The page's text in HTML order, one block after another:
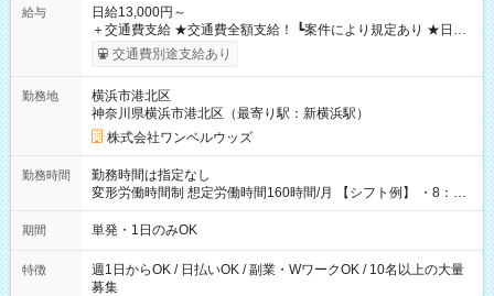
給与
日給13,000円～
＋交通費支給 ★交通費全額支給！ ┗案件により規定あり ★日払
いOK！（規定あり） ┗働いたその日に現金GET♪ お仕事後はコ
ンビニATMから 日払い分を引き落とせます！ 【試用期間】試
交通費別途支給あり
勤務地
横浜市港北区
神奈川県横浜市港北区（最寄り駅：新横浜駅）
株式会社ワンベルウッズ
勤務時間
勤務時間は指定なし
変形労働時間制 想定労働時間160時間/月 【シフト例】 ・8：00
～21：00
期間 単発・1日のみOK
特徴
週1日からOK / 日払いOK / 副業・WワークOK / 10名以上の大量
募集